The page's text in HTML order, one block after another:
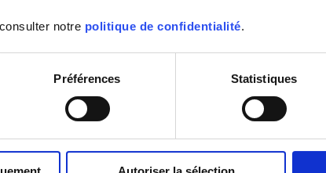
notre politique de confidentialité.
Préférences Statistiques